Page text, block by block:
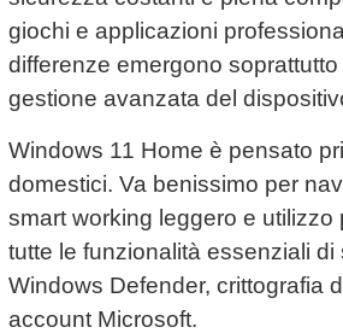
giochi e applicazioni
differenze emergono
gestione avanzata del
Windows 11 Home è pensato
domestici. Va benissimo per
smart working leggero e
tutte le funzionalità essenziali
Windows Defender, crittografia
account Microsoft.